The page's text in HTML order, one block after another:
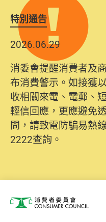
特別通告
2026.06.29
消委會提醒消費者及
布消費警示。如接獲
收相關來電、電郵、
輕信回應，更應避免
問，請致電防騙易熱
2222查詢。
消費者委員會